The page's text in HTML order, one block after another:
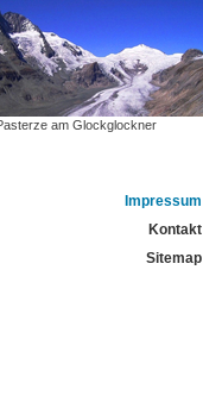
am Glockglockner
Impressum
Kontakt
Sitemap